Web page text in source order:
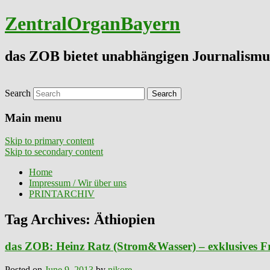
ZentralOrganBayern
das ZOB bietet unabhängigen
Search
Main menu
Skip to primary content
Skip to secondary content
Home
Impressum / Wir über uns
PRINTARCHIV
Tag Archives: Äthiopien
das ZOB: Heinz Ratz (Strom&Wasser) – exklusives